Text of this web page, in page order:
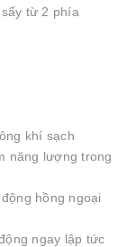
từ 2 phía
khí sạch
năng lượng trong
hồng ngoại
ngay lập tức